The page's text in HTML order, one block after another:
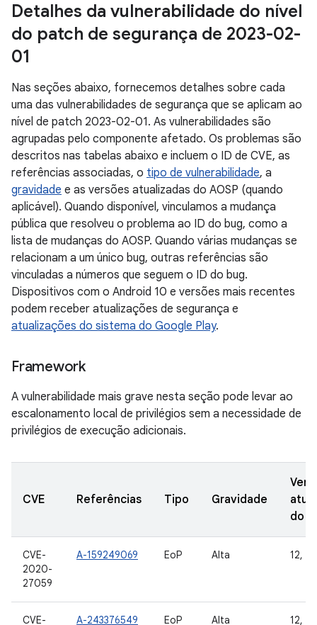
Detalhes da vulnerabilidade do nível
do patch de segurança de 2023-02-
01
Nas seções abaixo, fornecemos detalhes sobre cada
uma das vulnerabilidades de segurança que se aplicam ao
nível de patch 2023-02-01. As vulnerabilidades são
agrupadas pelo componente afetado. Os problemas são
descritos nas tabelas abaixo e incluem o ID de CVE, as
referências associadas, o tipo de vulnerabilidade, a
gravidade e as versões atualizadas do AOSP (quando
aplicável). Quando disponível, vinculamos a mudança
pública que resolveu o problema ao ID do bug, como a
lista de mudanças do AOSP. Quando várias mudanças se
relacionam a um único bug, outras referências são
vinculadas a números que seguem o ID do bug.
Dispositivos com o Android 10 e versões mais recentes
podem receber atualizações de segurança e
atualizações do sistema do Google Play.
Framework
A vulnerabilidade mais grave nesta seção pode levar ao
escalonamento local de privilégios sem a necessidade de
privilégios de execução adicionais.
CVE Referências Tipo Gravidade
do
CVE-
2020-
27059
A-159249069 EoP Alta 12,
CVE- A-243376549 EoP Alta 12,